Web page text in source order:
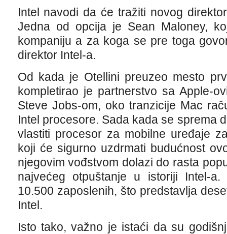
Intel navodi da će tražiti novog
Jedna od opcija je Sean Maloney,
kompaniju a za koga se pre toga
direktor Intel-a.
Od kada je Otellini preuzeo mesto
kompletirao je partnerstvo sa Apple-
Steve Jobs-om, oko tranzicije Mac
Intel procesore. Sada kada se sprema
vlastiti procesor za mobilne uređaje
koji će sigurno uzdrmati budućnost
njegovim vođstvom dolazi do rasta
najvećeg otpuštanje u istoriji Intel-
10.500 zaposlenih, što predstavlja
Intel.
Isto tako, važno je istaći da su